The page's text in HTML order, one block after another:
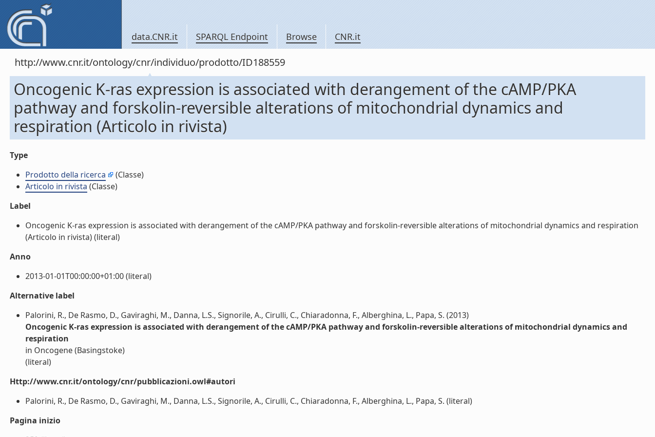
data.CNR.it SPARQL Endpoint Browse CNR.it
http://www.cnr.it/ontology/cnr/individuo/prodotto/ID188559
Oncogenic K-ras expression is associated with derangement of the cAMP/PKA
pathway and forskolin-reversible alterations of mitochondrial dynamics and
respiration (Articolo in rivista)
Type
Prodotto della ricerca
(Classe)
Articolo in rivista (Classe)
Label
Oncogenic K-ras expression is associated with derangement of the cAMP/PKA pathway and forskolin-reversible alterations of mitochondrial dynamics and respiration
(Articolo in rivista) (literal)
Anno
2013-01-01T00:00:00+01:00 (literal)
Alternative label
Palorini, R., De Rasmo, D., Gaviraghi, M., Danna, L.S., Signorile, A., Cirulli, C., Chiaradonna, F., Alberghina, L., Papa, S. (2013)
Oncogenic K-ras expression is associated with derangement of the cAMP/PKA pathway and forskolin-reversible alterations of mitochondrial dynamics and
respiration
in Oncogene (Basingstoke)
(literal)
Http://www.cnr.it/ontology/cnr/pubblicazioni.owl#autori
Palorini, R., De Rasmo, D., Gaviraghi, M., Danna, L.S., Signorile, A., Cirulli, C., Chiaradonna, F., Alberghina, L., Papa, S. (literal)
Pagina inizio